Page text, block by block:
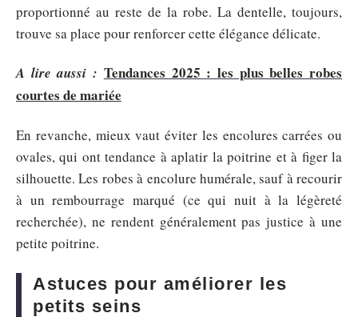
proportionné au reste de la robe. La dentelle, toujours,
trouve sa place pour renforcer cette élégance délicate.
A lire aussi : Tendances 2025 : les plus belles robes
courtes de mariée
En revanche, mieux vaut éviter les encolures carrées ou
ovales, qui ont tendance à aplatir la poitrine et à figer la
silhouette. Les robes à encolure humérale, sauf à recourir
à un rembourrage marqué (ce qui nuit à la légèreté
recherchée), ne rendent généralement pas justice à une
petite poitrine.
Astuces pour améliorer les
petits seins